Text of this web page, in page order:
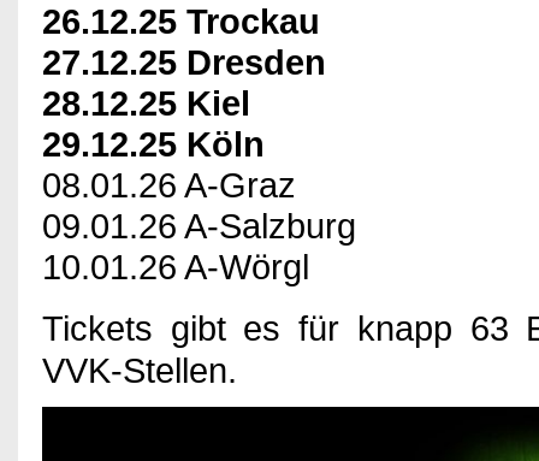
26.12.25 Trockau
27.12.25 Dresden
28.12.25 Kiel
29.12.25 Köln
08.01.26 A-Graz
09.01.26 A-Salzburg
10.01.26 A-Wörgl
Tickets gibt es für knapp 63
VVK-Stellen.